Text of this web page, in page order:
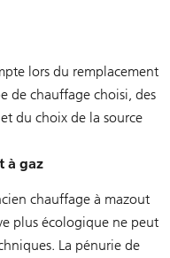
lors du remplacement
de chauffage choisi, des
du choix de la source
à gaz
chauffage à mazout
plus écologique ne peut
La pénurie de